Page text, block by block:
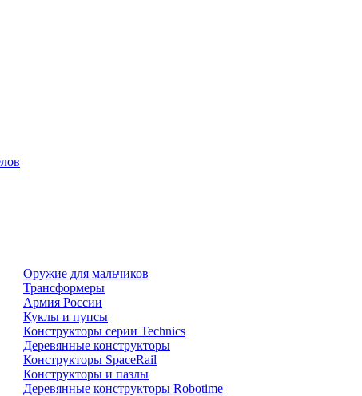
Оружие для мальчиков
Трансформеры
Армия России
Куклы и пупсы
Конструкторы серии Technics
Деревянные конструкторы
Конструкторы SpaceRail
Конструкторы и пазлы
Деревянные конструкторы Robotime